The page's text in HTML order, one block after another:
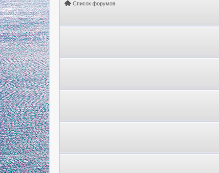
Список форумов